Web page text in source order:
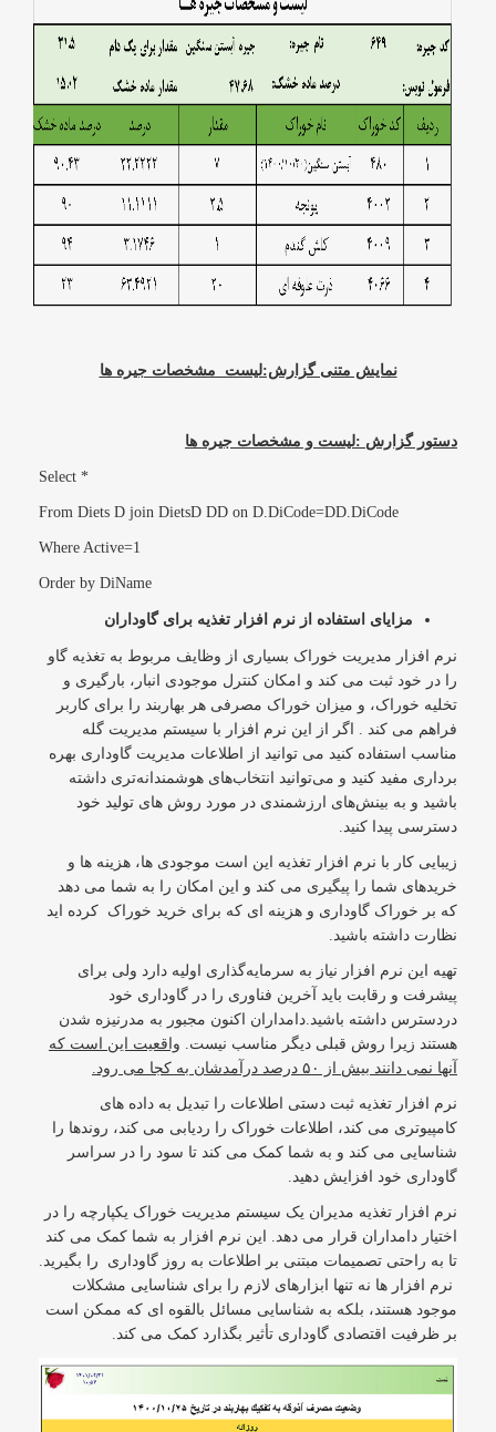
نمایش متنی گزارش:لیست مشخصات جیره ها
دستور گزارش :لیست و مشخصات جیره ها
Select *
From Diets D join DietsD DD on D.DiCode=DD.DiCode
Where Active=1
Order by DiName
مزایای استفاده از نرم افزار تغذیه برای گاوداران
نرم افزار مدیریت خوراک بسیاری از وظایف مربوط به تغذیه گاو
را در خود ثبت می کند و امکان کنترل موجودی انبار، بارگیری و
تخلیه خوراک، و میزان خوراک مصرفی هر بهاربند را برای کاربر
فراهم می کند . اگر از این نرم افزار با سیستم مدیریت گله
مناسب استفاده کنید می توانید از اطلاعات مدیریت گاوداری بهره
برداری مفید کنید و می‌توانید انتخاب‌های هوشمندانه‌تری داشته
باشید و به بینش‌های ارزشمندی در مورد روش های تولید خود
دسترسی پیدا کنید.
زیبایی کار با نرم افزار تغذیه این است موجودی ها، هزینه ها و
خریدهای شما را پیگیری می کند و این امکان را به شما می دهد
که بر خوراک گاوداری و هزینه ای که برای خرید خوراک کرده اید
نظارت داشته باشید.
تهیه این نرم افزار نیاز به سرمایه‌گذاری اولیه دارد ولی برای
پیشرفت و رقابت باید آخرین فناوری را در گاوداری خود
دردسترس داشته باشید.دامداران اکنون مجبور به مدرنیزه شدن
هستند زیرا روش قبلی دیگر مناسب نیست. واقعیت این است که
آنها نمی دانند بیش از ۵۰ درصد درآمدشان به کجا می رود.
نرم افزار تغذیه ثبت دستی اطلاعات را تبدیل به داده های
کامپیوتری می کند، اطلاعات خوراک را ردیابی می کند، روندها را
شناسایی می کند و به شما کمک می کند تا سود را در سراسر
گاوداری خود افزایش دهید.
نرم افزار تغذیه مدیران یک سیستم مدیریت خوراک یکپارچه را در
اختیار دامداران قرار می دهد. این نرم افزار به شما کمک می کند
تا به راحتی تصمیمات مبتنی بر اطلاعات به روز گاوداری را بگیرید.
نرم افزار ها نه تنها ابزارهای لازم را برای شناسایی مشکلات
موجود هستند، بلکه به شناسایی مسائل بالقوه ای که ممکن است
بر ظرفیت اقتصادی گاوداری تأثیر بگذارد کمک می کند.